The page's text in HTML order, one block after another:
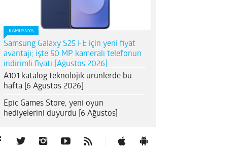
KAMPANYA
Samsung Galaxy S25 FE için yeni fiyat
avantajı; işte 50 MP kameralı telefonun
indirimli fiyatı [Ağustos 2026]
A101 katalog teknolojik ürünlerde bu
hafta [6 Ağustos 2026]
Epic Games Store, yeni oyun
hediyelerini duyurdu [6 Ağustos]